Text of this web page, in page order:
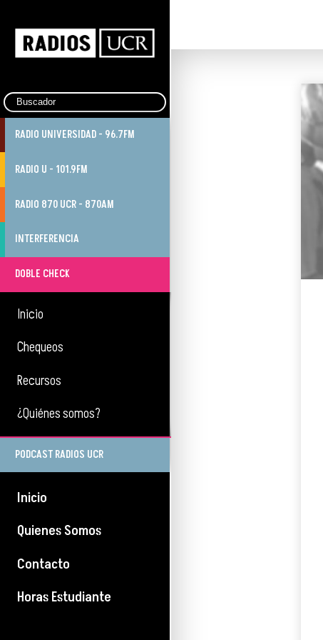
RADIO UNIVERSIDAD - 96.7FM
RADIO U - 101.9FM
RADIO 870 UCR - 870AM
INTERFERENCIA
DOBLE CHECK
Inicio
Chequeos
Recursos
¿Quiénes somos?
PODCAST RADIOS UCR
Inicio
Quienes Somos
Contacto
Horas Estudiante